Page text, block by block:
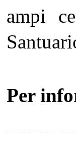
ampi
Per